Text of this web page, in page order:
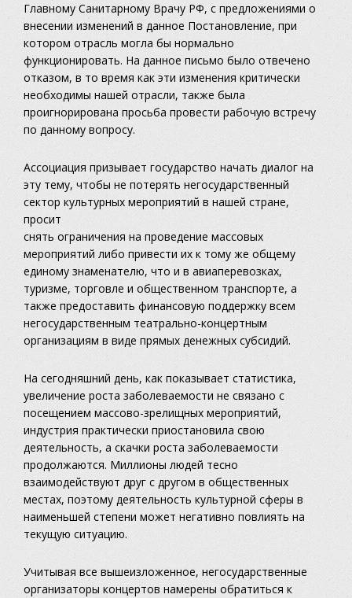
Главному Санитарному Врачу РФ, с предложениями о
внесении изменений в данное Постановление, при
котором отрасль могла бы нормально
функционировать. На данное письмо было отвечено
отказом, в то время как эти изменения критически
необходимы нашей отрасли, также была
проигнорирована просьба провести рабочую встречу
по данному вопросу.
Ассоциация призывает государство начать диалог на
эту тему, чтобы не потерять негосударственный
сектор культурных мероприятий в нашей стране,
просит
снять ограничения на проведение массовых
мероприятий либо привести их к тому же общему
единому знаменателю, что и в авиаперевозках,
туризме, торговле и общественном транспорте, а
также предоставить финансовую поддержку всем
негосударственным театрально-концертным
организациям в виде прямых денежных субсидий.
На сегодняшний день, как показывает статистика,
увеличение роста заболеваемости не связано с
посещением массово-зрелищных мероприятий,
индустрия практически приостановила свою
деятельность, а скачки роста заболеваемости
продолжаются. Миллионы людей тесно
взаимодействуют друг с другом в общественных
местах, поэтому деятельность культурной сферы в
наименьшей степени может негативно повлиять на
текущую ситуацию.
Учитывая все вышеизложенное, негосударственные
организаторы концертов намерены обратиться к